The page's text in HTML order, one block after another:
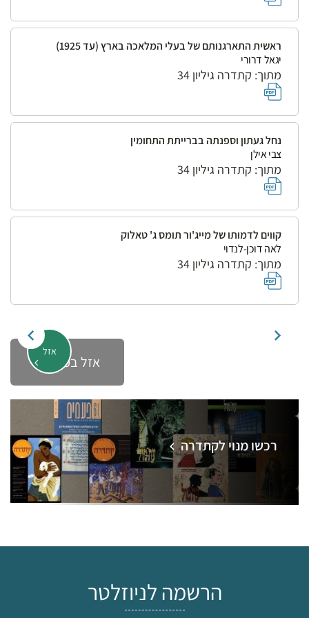
ראשית התארגנותם של בעלי המלאכה בארץ (עד 1925)
יגאל דרורי
מתוך: קתדרה גיליון 34
נחל געתון וספנתה בברייתת התחומין
צבי אילן
מתוך: קתדרה גיליון 34
קווים לדמותו של מייג'ור תומס ג' טאלוק
לאה דוכן-לנדוי
מתוך: קתדרה גיליון 34
אזל
אזל במלאי
רכשו מנוי לקתדרה
הרשמה לניוזלטר